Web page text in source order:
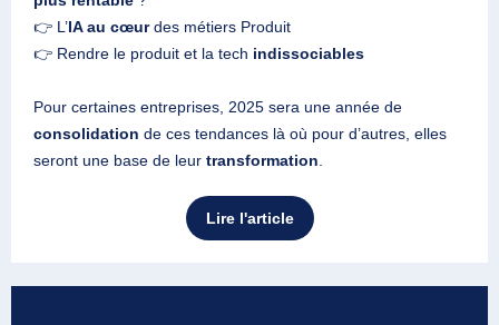
👉 L’IA au cœurdes métiers Produit
👉 Rendre le produit et la tech indissociables
Pour certaines entreprises, 2025 sera une année de
consolidation de ces tendances là où pour d’autres, elles
seront une base de leur transformation
Lire l'article